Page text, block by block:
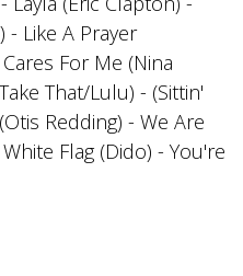
- Like A Prayer
For Me (Nina
That/Lulu) - (Sittin'
Redding) - We Are
Flag (Dido) - You're